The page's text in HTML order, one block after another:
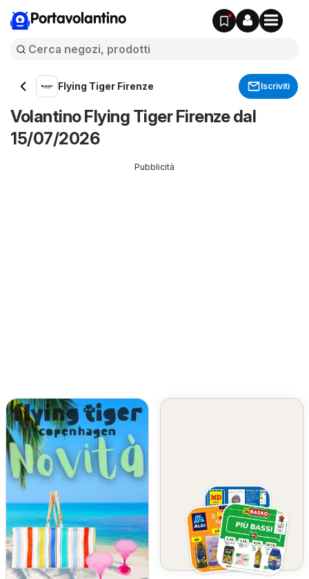
Portavolantino
Flying Tiger Firenze Iscriviti
Volantino Flying Tiger Firenze dal
15/07/2026
Pubblicità